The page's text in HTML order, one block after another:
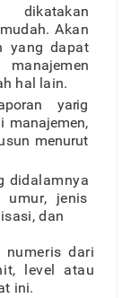
dikatakan
mudah.Akan
yang dapat
manajemen
h ha
lain.
n yarig
i manajemen,
n menurut
didalamnya
umur, jenis
, dan
numerisdari
, leve atau
ini.